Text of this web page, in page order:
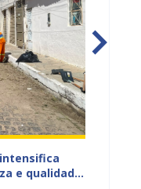
e qualidade